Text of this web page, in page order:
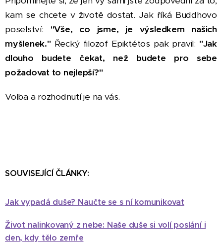
kam se chcete v životě dostat. Jak říká Buddhovo
poselství: "Vše, co jsme, je výsledkem našich
myšlenek." Řecký filozof Epiktétos pak pravil: "Jak
dlouho budete čekat, než budete pro sebe
požadovat to nejlepší?"
Volba a rozhodnutí je na vás.
SOUVISEJÍCÍ ČLÁNKY:
Jak vypadá duše? Naučte se s ní komunikovat
Život nalinkovaný z nebe: Naše duše si volí poslání i
den, kdy tělo zemře